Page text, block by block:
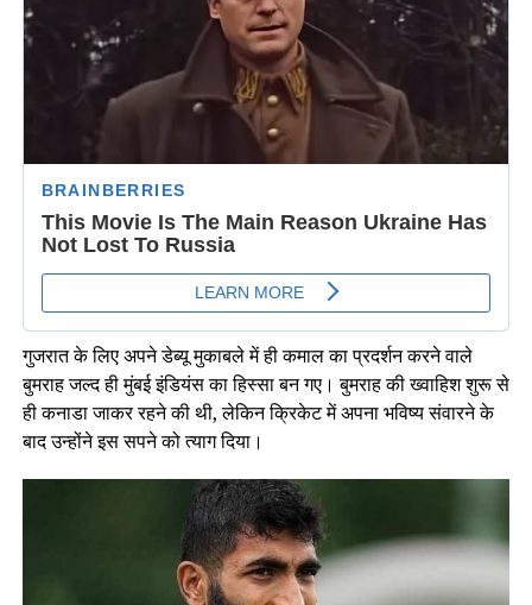
गुजरात के लिए अपने डेब्यू मुकाबले में ही कमाल का प्रदर्शन करने वाले
बुमराह जल्द ही मुंबई इंडियंस का हिस्सा बन गए। बुमराह की ख्वाहिश शुरू से
ही कनाडा जाकर रहने की थी, लेकिन क्रिकेट में अपना भविष्य संवारने के
बाद उन्होंने इस सपने को त्याग दिया।